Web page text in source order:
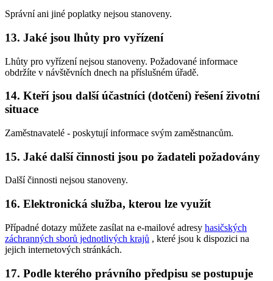
Správní ani jiné poplatky nejsou stanoveny.
13. Jaké jsou lhůty pro vyřízení
Lhůty pro vyřízení nejsou stanoveny. Požadované informace
obdržíte v návštěvních dnech na příslušném úřadě.
14. Kteří jsou další účastníci (dotčení) řešení životní
situace
Zaměstnavatelé - poskytují informace svým zaměstnancům.
15. Jaké další činnosti jsou po žadateli požadovány
Další činnosti nejsou stanoveny.
16. Elektronická služba, kterou lze využít
Případné dotazy můžete zasílat na e-mailové adresy hasičských
záchranných sborů jednotlivých krajů , které jsou k dispozici na
jejich internetových stránkách.
17. Podle kterého právního předpisu se postupuje